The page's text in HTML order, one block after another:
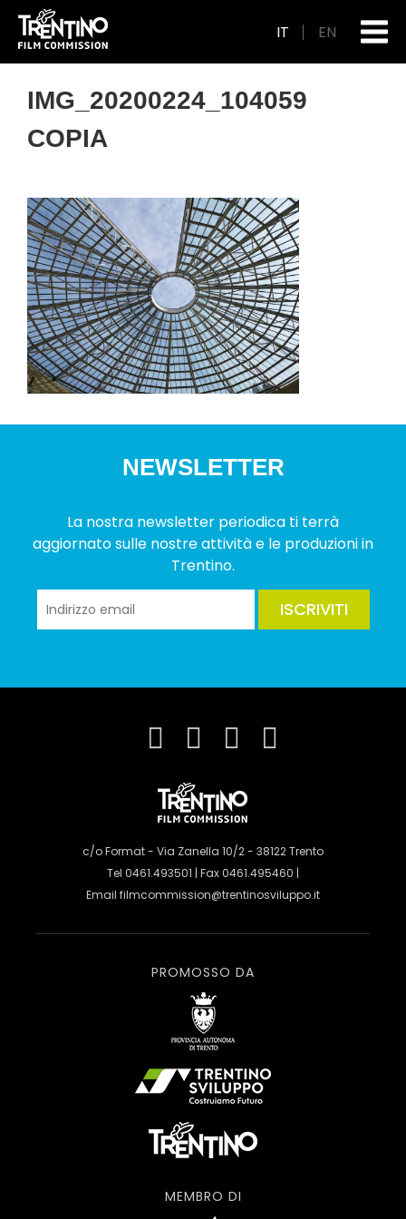
IT EN
IMG_20200224_104059
COPIA
NEWSLETTER
La nostra newsletter periodica ti terrà
aggiornato sulle nostre attività e le produzioni in
Trentino.
ISCRIVITI
c/o Format - Via Zanella 10/2 - 38122 Trento
Tel 0461.493501 | Fax 0461.495460 |
Email filmcommission@trentinosviluppo.it
PROMOSSO DA
MEMBRO DI